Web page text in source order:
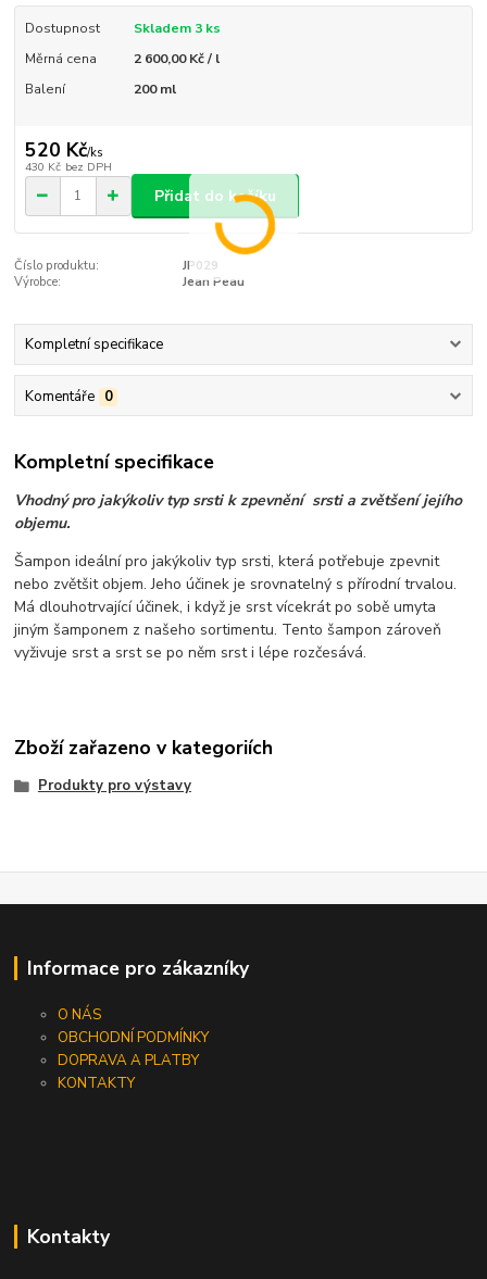
Dostupnost
Skladem 3 ks
Měrná cena
2 600,00 Kč / l
Balení
200 ml
520 Kč/ks
430 Kč bez DPH
Přidat do košíku
Číslo produktu:
JP029
Výrobce:
Jean Peau
Kompletní specifikace
Komentáře 0
Kompletní specifikace
Vhodný pro jakýkoliv typ srsti k zpevnění srsti a zvětšení jejího
objemu.
Šampon ideální pro jakýkoliv typ srsti, která potřebuje zpevnit
nebo zvětšit objem. Jeho účinek je srovnatelný s přírodní trvalou.
Má dlouhotrvající účinek, i když je srst vícekrát po sobě umyta
jiným šamponem z našeho sortimentu. Tento šampon zároveň
vyživuje srst a srst se po něm srst i lépe rozčesává.
Zboží zařazeno v kategoriích
Produkty pro výstavy
Informace pro zákazníky
O NÁS
OBCHODNÍ PODMÍNKY
DOPRAVA A PLATBY
KONTAKTY
Kontakty